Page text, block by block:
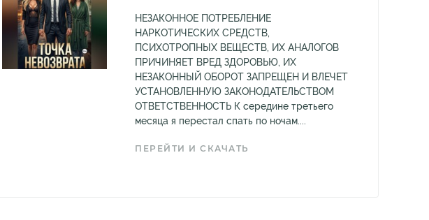
НЕЗАКОННОЕ ПОТРЕБЛЕНИЕ
НАРКОТИЧЕСКИХ СРЕДСТВ,
ПСИХОТРОПНЫХ ВЕЩЕСТВ, ИХ АНАЛОГОВ
ПРИЧИНЯЕТ ВРЕД ЗДОРОВЬЮ, ИХ
НЕЗАКОННЫЙ ОБОРОТ ЗАПРЕЩЕН И ВЛЕЧЕТ
УСТАНОВЛЕННУЮ ЗАКОНОДАТЕЛЬСТВОМ
ОТВЕТСТВЕННОСТЬ К середине третьего
месяца я перестал спать по ночам....
ПЕРЕЙТИ И СКАЧАТЬ